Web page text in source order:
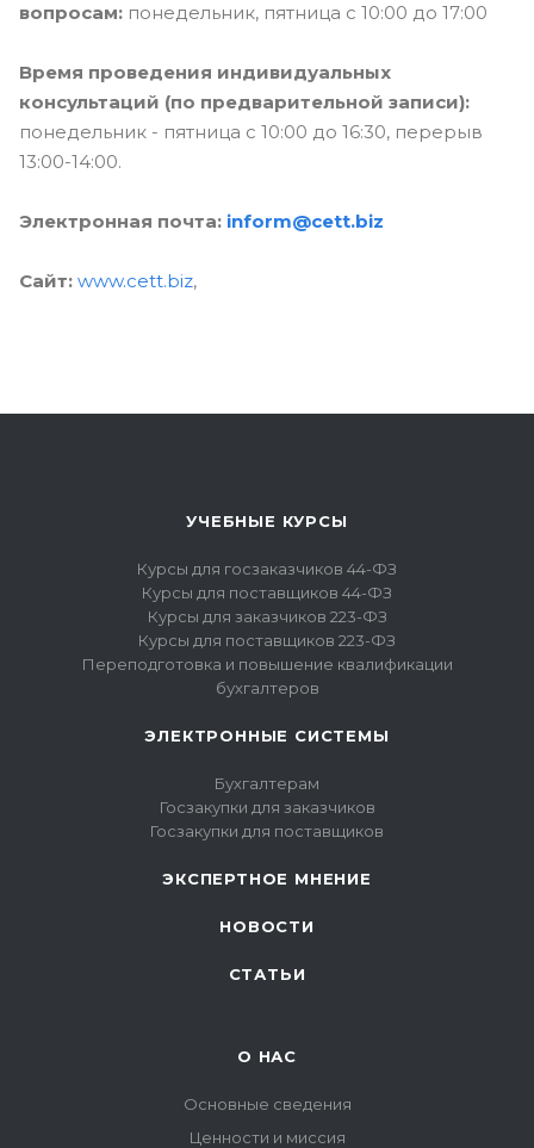
вопросам: понедельник, пятница с 10:00 до 17:00
Время проведения индивидуальных
консультаций (по предварительной записи):
понедельник - пятница с 10:00 до 16:30, перерыв
13:00-14:00.
Электронная почта: inform@cett.biz
Сайт: www.cett.biz,
УЧЕБНЫЕ КУРСЫ
Курсы для госзаказчиков 44-ФЗ
Курсы для поставщиков 44-ФЗ
Курсы для заказчиков 223-ФЗ
Курсы для поставщиков 223-ФЗ
Переподготовка и повышение квалификации
бухгалтеров
ЭЛЕКТРОННЫЕ СИСТЕМЫ
Бухгалтерам
Госзакупки для заказчиков
Госзакупки для поставщиков
ЭКСПЕРТНОЕ МНЕНИЕ
НОВОСТИ
СТАТЬИ
О НАС
Основные сведения
Ценности и миссия